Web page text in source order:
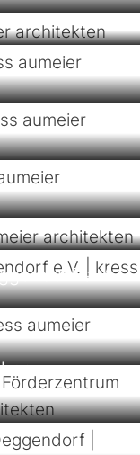
e.V.